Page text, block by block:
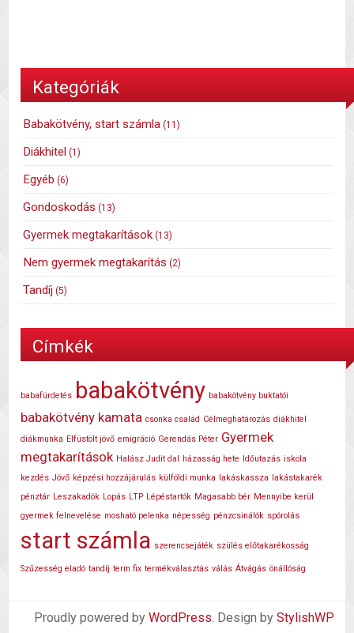
Kategóriák
Babakötvény, start számla (11)
Diákhitel (1)
Egyéb (6)
Gondoskodás (13)
Gyermek megtakarítások (13)
Nem gyermek megtakarítás (2)
Tandíj (5)
Címkék
babafürdetés babakötvény babakötvény buktatói
babakötvény kamata csonka család Célmeghatározás diákhitel
diákmunka Elfüstölt jövő emigráció Gerendás Péter Gyermek
megtakarítások Halász Judit dal házasság hete Időutazás iskola
kezdés Jövő képzési hozzájárulás külföldi munka lakáskassza
lakástakarék
pénztár Leszakadók Lopás LTP Lépéstartók Magasabb bér Mennyibe kerül
gyermek felnevelése mosható pelenka népesség pénzcsinálók spórolás
start számla szerencsejáték szülés előtakarékosság
Szűzesség eladó tandíj term fix termékválasztás válás Átvágás önállóság
Proudly powered by WordPress. Design by StylishWP